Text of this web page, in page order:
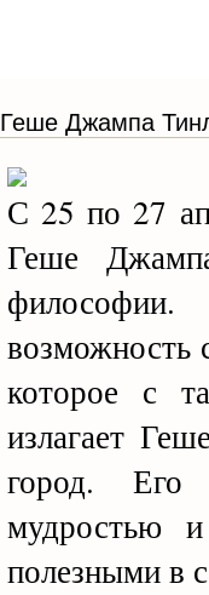
Геше Джампа
С 25 по 27
Геше
возможность
которое с
излагает
город. Его
мудростью
полезными в